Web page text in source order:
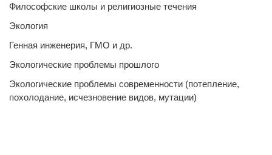
Философские школы и религиозные течения
Экология
Генная инженерия, ГМО и др.
Экологические проблемы прошлого
Экологические проблемы современности (потепление,
похолодание, исчезновение видов, мутации)